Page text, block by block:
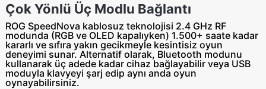
Çok Yönlü Üç Modlu Bağlantı
ROG SpeedNova kablosuz teknolojisi 2.4 GHz RF
modunda (RGB ve OLED kapalıyken) 1.500+ saate kadar
kararlı ve sıfıra yakın gecikmeyle kesintisiz oyun
deneyimi sunar. Alternatif olarak, Bluetooth modunu
kullanarak üç adede kadar cihaz bağlayabilir veya USB
moduyla klavyeyi şarj edip aynı anda oyun
oynayabilirsiniz.